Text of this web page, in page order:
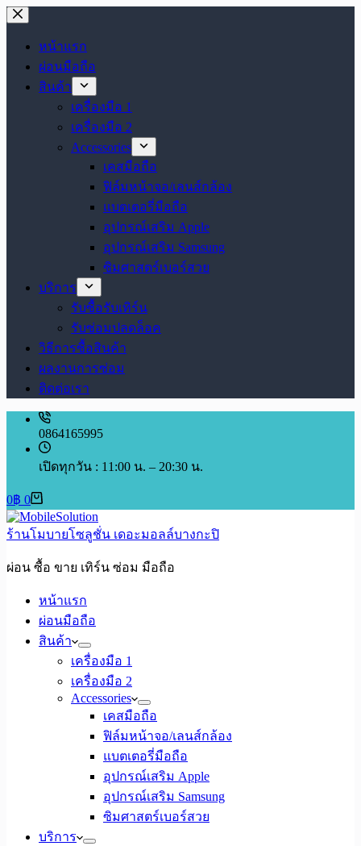
Skip
to
contentหน้าแรก
ผ่อนมือถือ
สินค้า
เครื่องมือ 1
เครื่องมือ 2
Accessories
เคสมือถือ
ฟิล์มหน้าจอ/เลนส์กล้อง
แบตเตอรี่มือถือ
อุปกรณ์เสริม Apple
อุปกรณ์เสริม Samsung
ซิมศาสตร์เบอร์สวย
บริการ
รับซื้อรับเทิร์น
รับซ่อมปลดล็อค
วิธีการซื้อสินค้า
ผลงานการซ่อม
ติดต่อเรา
0864165995
เปิดทุกวัน : 11:00 น. – 20:30 น.
Shopping
cart
0฿ 0
ร้านโมบายโซลูชั่น เดอะมอลล์บางกะปิ
ผ่อน ซื้อ ขาย เทิร์น ซ่อม มือถือ
หน้าแรก
ผ่อนมือถือ
สินค้า
เครื่องมือ 1
เครื่องมือ 2
Accessories
เคสมือถือ
ฟิล์มหน้าจอ/เลนส์กล้อง
แบตเตอรี่มือถือ
อุปกรณ์เสริม Apple
อุปกรณ์เสริม Samsung
ซิมศาสตร์เบอร์สวย
บริการ